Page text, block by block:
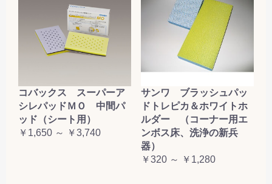
コバックス スーパーア
シレパッドＭＯ 中間パ
ッド（シート用）
￥1,650 ～ ￥3,740
サンワ ブラッシュパッ
ドトレピカ＆ホワイトホ
ルダー （コーナー用エ
ンボス床、洗浄の新兵
器）
￥320 ～ ￥1,280